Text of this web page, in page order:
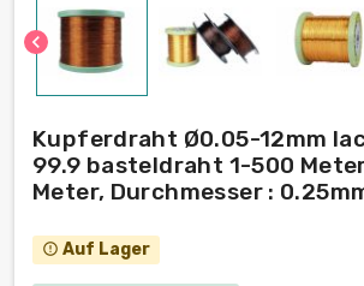
chevron_left
Kupferdraht Ø0.05-12mm
99.9 basteldraht 1-500
Meter, Durchmesser :
error_outline Auf Lager